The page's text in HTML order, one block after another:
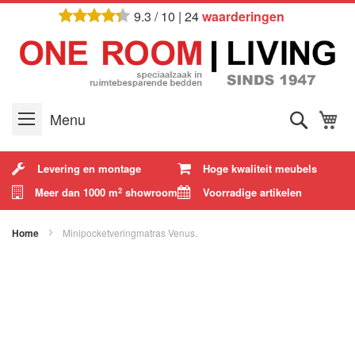
Ga
naar
de
inhoud
9.3 / 10 | 24waarderingen
Menu Zoek
Levering en montage
Hoge kwaliteit meubels
Meer dan 1000 m2 showroom Voorradige artikelen
Home Minipocketveringmatras Venus.